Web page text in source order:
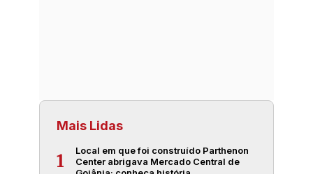
Mais Lidas
1
Local em que foi construído Parthenon
Center abrigava Mercado Central de